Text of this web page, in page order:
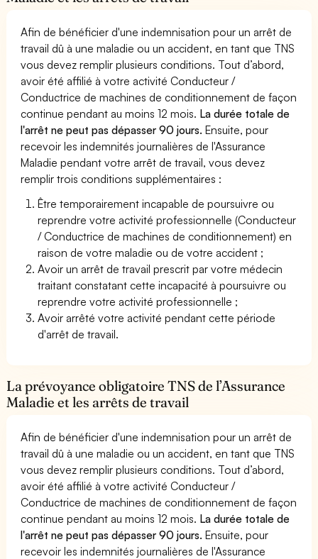
Afin de bénéficier d'une indemnisation pour un arrêt de
travail dû à une maladie ou un accident, en tant que TNS
vous devez remplir plusieurs conditions. Tout d’abord,
avoir été affilié à votre activité Conducteur /
Conductrice de machines de conditionnement de façon
continue pendant au moins 12 mois. La durée totale de
l'arrêt ne peut pas dépasser 90 jours. Ensuite, pour
recevoir les indemnités journalières de l'Assurance
Maladie pendant votre arrêt de travail, vous devez
remplir trois conditions supplémentaires :
Être temporairement incapable de poursuivre ou
reprendre votre activité professionnelle (Conducteur
/ Conductrice de machines de conditionnement) en
raison de votre maladie ou de votre accident ;
Avoir un arrêt de travail prescrit par votre médecin
traitant constatant cette incapacité à poursuivre ou
reprendre votre activité professionnelle ;
Avoir arrêté votre activité pendant cette période
d'arrêt de travail.
La prévoyance obligatoire TNS de l’Assurance
Maladie et les arrêts de travail
Afin de bénéficier d'une indemnisation pour un arrêt de
travail dû à une maladie ou un accident, en tant que TNS
vous devez remplir plusieurs conditions. Tout d’abord,
avoir été affilié à votre activité Conducteur /
Conductrice de machines de conditionnement de façon
continue pendant au moins 12 mois. La durée totale de
l'arrêt ne peut pas dépasser 90 jours. Ensuite, pour
recevoir les indemnités journalières de l'Assurance